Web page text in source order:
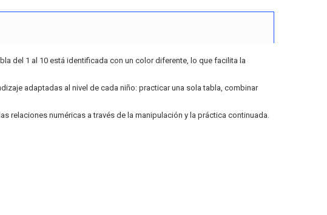
del 1 al 10 está identificada con un color diferente, lo que facilita la
adaptadas al nivel de cada niño: practicar una sola tabla, combinar
relaciones numéricas a través de la manipulación y la práctica continuada.